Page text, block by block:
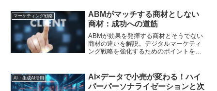
マーケティング戦略
ABMがマッチする商材としない
商材：成功への道筋
ABMが効果を発揮する商材とそうでない
商材の違いを解説。デジタルマーケティ
ング戦略を強化するためのポイントを紹
AI・生成AI活用
AI×データで小売が変わる！ハイ
パーパーソナライゼーションと次